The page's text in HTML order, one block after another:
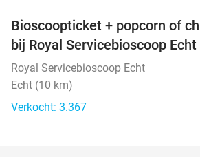
Bioscoopticket + popcorn of
bij Royal Servicebioscoop Echt
Royal Servicebioscoop Echt
Echt (10 km)
Verkocht: 3.367